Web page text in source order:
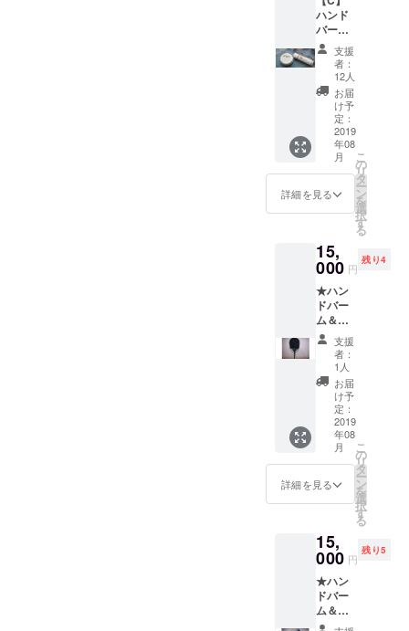
ウ、シ
ア脂、
ヨー
ロッパ
キイチ
ゴ種子
油、ア
ボカド
油、ア
イエキ
料 ＜使
用期限
ハンド
バーム
＆ポイ
ント
バーム
setとお
礼の
メッ
セージ
ーーー
ーー ～
ハンド
バーム
＆ポイ
set内容
～ ★ナ
チュラ
ルポイ
ント
バーム
（4g）
ｘ1個
ホホバ
種子
油、ア
ンズ核
油、ミ
ツロ
ウ、シ
ア脂、
ヨー
油、ア
ボカド
イエキ
ス 無香
料 ＜使
支援
者：
12人
お届
け予
定：
2019
年08
月
詳細を見る
こ
の
リ
タ
ー
ン
を
選
択
す
る
15,
000 円
残り4
★ハン
ドバー
ム＆ポ
イント
バーム
set ★藍
染の丸
亀うち
（柄：
藍染）
※うちわ
は、完
全手作
りの
メージ
とな
り、柄
等はお
任せに
なりま
す。 ★
支援
者：
1人
お届
け予
定：
2019
年08
月
詳細を見る
こ
の
リ
タ
ー
ン
を
選
択
す
る
15,
000 円
残り5
★ハン
ドバー
ム＆ポ
イント